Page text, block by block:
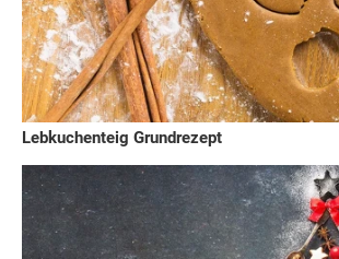
Lebkuchenteig Grundrezept